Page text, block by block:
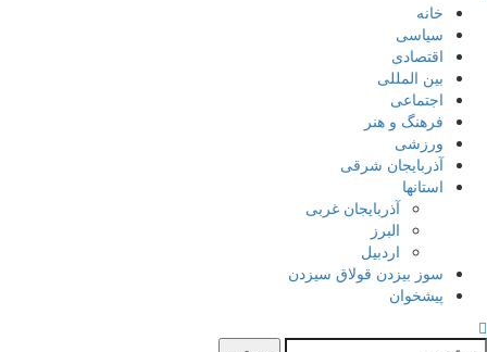
خانه
سیاسی
اقتصادی
بین المللی
اجتماعی
فرهنگ و هنر
ورزشی
آذربایجان شرقی
استانها
آذربایجان غربی
البرز
اردبیل
سوز بیزدن قولاق سیزدن
پیشخوان